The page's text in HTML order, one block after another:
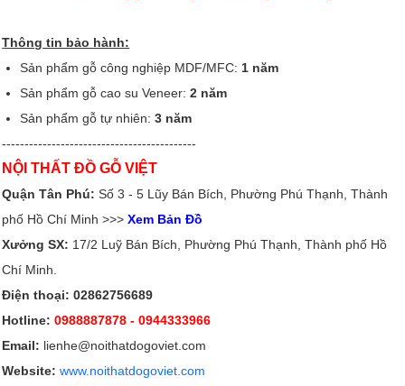
Thông tin bảo hành:
Sản phẩm gỗ công nghiệp MDF/MFC: 1 năm
Sản phẩm gỗ cao su Veneer:2 năm
Sản phẩm gỗ tự nhiên:3 năm
-------------------------------------------
NỘI THẤT ĐỒ GỖ VIỆT
Quận Tân Phú: Số 3 - 5 Lũy Bán Bích, Phường Phú Thạnh, Thành
phố Hồ Chí Minh >>> Xem Bản Đồ
Xưởng SX: 17/2 Luỹ Bán Bích, Phường Phú Thạnh, Thành phố Hồ
Chí Minh.
Điện thoại: 02862756689
Hotline:0988887878 - 0944333966
Email: lienhe@noithatdogoviet.com
Website: www.noithatdogoviet.com